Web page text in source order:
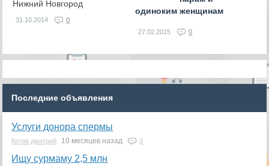
Нижний Новгород
31.10.2014 0
одиноким женщинам
27.02.2015 0
Последние объявления
Услуги донора спермы
Кетов дмитрий 10 месяцев назад 0
Ищу сурмаму 2,5 млн